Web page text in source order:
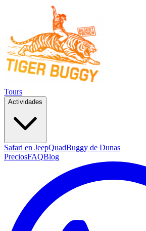
Tours
Actividades
Safari en JeepQuadBuggy de Dunas
PreciosFAQBlog